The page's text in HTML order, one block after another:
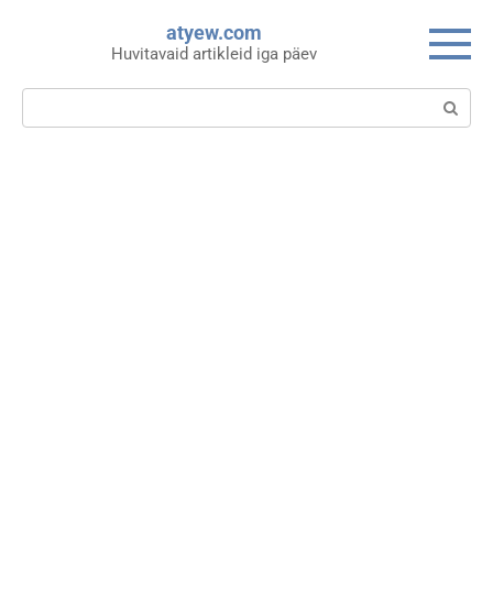
atyew.com
Huvitavaid artikleid iga päev
Search: